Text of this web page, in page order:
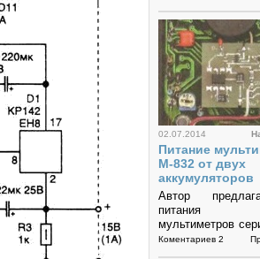
питания и
02.07.2014
Питание
М-832 от двух
аккумуляторов
Автор
питания
мультиметров
83x) от
Коментариев 2